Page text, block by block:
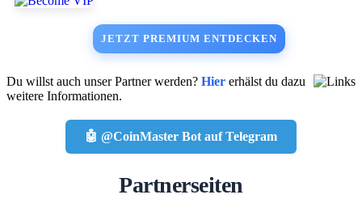
JETZT PREMIUM ENTDECKEN
Du willst auch unser Partner werden? Hier erhälst du dazu
weitere Informationen.
🤖 @CoinMaster Bot auf Telegram
Partnerseiten